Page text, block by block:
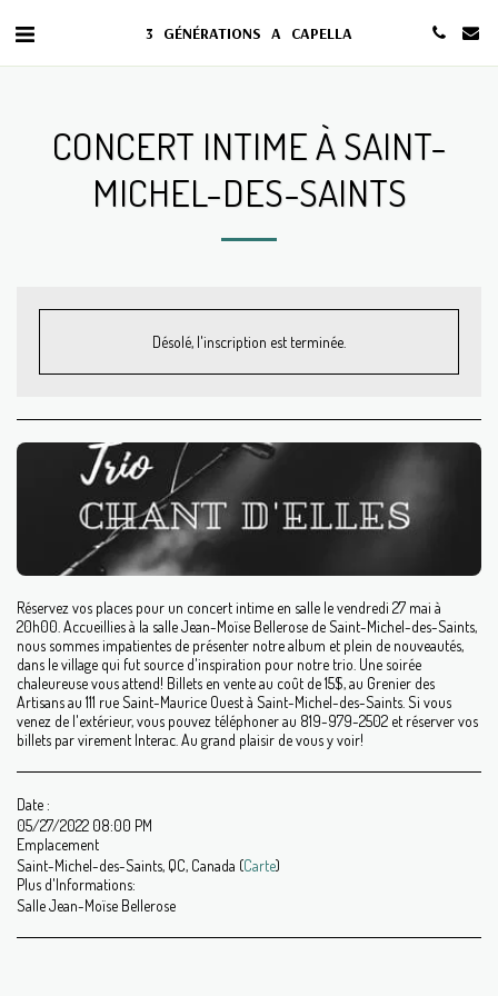
3 GÉNÉRATIONS A CAPELLA
CONCERT INTIME À SAINT-
MICHEL-DES-SAINTS
Désolé, l'inscription est terminée.
Réservez vos places pour un concert intime en salle le vendredi 27 mai à
20h00. Accueillies à la salle Jean-Moïse Bellerose de Saint-Michel-des-Saints,
nous sommes impatientes de présenter notre album et plein de nouveautés,
dans le village qui fut source d'inspiration pour notre trio. Une soirée
chaleureuse vous attend! Billets en vente au coût de 15$, au Grenier des
Artisans au 111 rue Saint-Maurice Ouest à Saint-Michel-des-Saints. Si vous
venez de l'extérieur, vous pouvez téléphoner au 819-979-2502 et réserver vos
billets par virement Interac. Au grand plaisir de vous y voir!
Date :
05/27/2022 08:00 PM
Emplacement
Saint-Michel-des-Saints, QC, Canada (Carte)
Plus d'Informations:
Salle Jean-Moïse Bellerose